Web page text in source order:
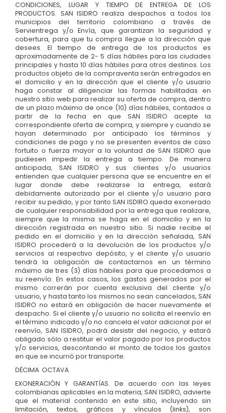
CONDICIONES, LUGAR Y TIEMPO DE ENTREGA DE LOS
PRODUCTOS. SAN ISIDRO realiza despachos a todos los
municipios del territorio colombiano a través de
Servientrega y/o Envía, que garantizan la seguridad y
cobertura, para que tu compra llegue a la dirección que
desees. El tiempo de entrega de los productos es
aproximadamente de 2- 5 días hábiles para las ciudades
principales y hasta 10 días hábiles para otros destinos. Los
productos objeto de la compraventa serán entregados en
el domicilio y en la dirección que el cliente y/o usuario
haga constar al diligenciar las formas habilitadas en
nuestro sitio web para realizar su oferta de compra, dentro
de un plazo máximo de once (10) días hábiles, contados a
partir de la fecha en que SAN ISIDRO acepte la
correspondiente oferta de compra, y siempre y cuando se
hayan determinado por anticipado los términos y
condiciones de pago y no se presenten eventos de caso
fortuito o fuerza mayor a la voluntad de SAN ISIDRO que
pudiesen impedir la entrega a tiempo. De manera
anticipada, SAN ISIDRO y sus clientes y/o usuarios
entienden que cualquier persona que se encuentre en el
lugar donde debe realizarse la entrega, estará
debidamente autorizada por el cliente y/o usuario para
recibir su pedido, y por tanto SAN ISDIRO queda exonerado
de cualquier responsabilidad por la entrega que realizare,
siempre que la misma se haga en el domicilio y en la
dirección registrada en nuestro sitio. Si nadie recibe el
pedido en el domicilio y en la dirección señalada, SAN
ISIDRO procederá a la devolución de los productos y/o
servicios al respectivo depósito, y el cliente y/o usuario
tendrá la obligación de contactarnos en un término
máximo de tres (3) días hábiles para que procedamos a
su reenvío. En estos casos, los gastos generados por el
mismo correrán por cuenta exclusiva del cliente y/o
usuario, y hasta tanto los mismos no sean cancelados, SAN
ISIDRO no estará en obligación de hacer nuevamente el
despacho. Si el cliente y/o usuario no solicita el reenvío en
el término indicado y/o no cancela el valor adicional por el
reenvío, SAN ISIDRO, podrá desistir del negocio, y estará
obligado sólo a restituir el valor pagado por los productos
y/o servicios, descontando el monto de todos los gastos
en que se incurrió por transporte.
DÈCIMA OCTAVA
EXONERACIÓN Y GARANTÍAS. De acuerdo con las leyes
colombianas aplicables en la materia, SAN ISIDRO, advierte
que el material contenido en este sitio, incluyendo sin
limitación, textos, gráficos y vínculos (links), son